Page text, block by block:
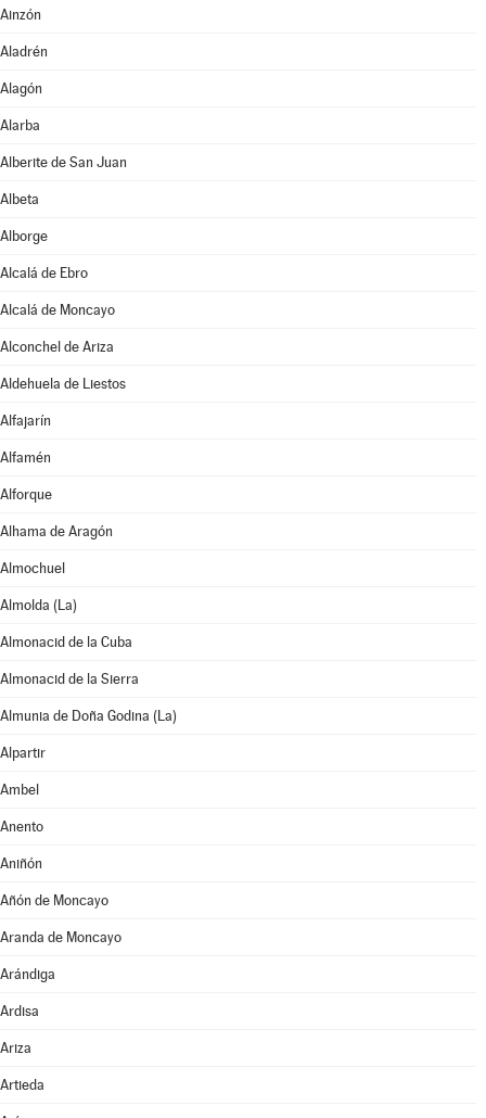
Ainzón
Aladrén
Alagón
Alarba
Alberite de San Juan
Albeta
Alborge
Alcalá de Ebro
Alcalá de Moncayo
Alconchel de Ariza
Aldehuela de Liestos
Alfajarín
Alfamén
Alforque
Alhama de Aragón
Almochuel
Almolda (La)
Almonacid de la Cuba
Almonacid de la Sierra
Almunia de Doña Godina (La)
Alpartir
Ambel
Anento
Aniñón
Añón de Moncayo
Aranda de Moncayo
Arándiga
Ardisa
Ariza
Artieda